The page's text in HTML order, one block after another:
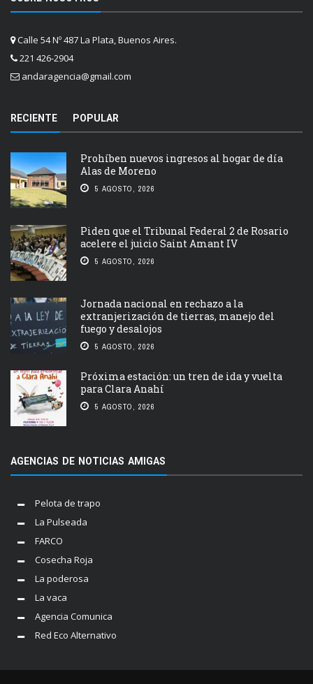
Calle 54 Nº 487 La Plata, Buenos Aires.
221 426-2904
andaragencia@gmail.com
RECIENTE POPULAR
Prohíben nuevos ingresos al hogar de día
Alas de Moreno
5 AGOSTO, 2026
Piden que el Tribunal Federal 2 de Rosario
acelere el juicio Saint Amant IV
5 AGOSTO, 2026
Jornada nacional en rechazo a la
extranjerización de tierras, manejo del
fuego y desalojos
5 AGOSTO, 2026
Próxima estación: un tren de ida y vuelta
para Clara Anahí
5 AGOSTO, 2026
AGENCIAS DE NOTICIAS AMIGAS
Pelota de trapo
La Pulseada
FARCO
Cosecha Roja
La poderosa
La vaca
Agencia Comunica
Red Eco Alternativo